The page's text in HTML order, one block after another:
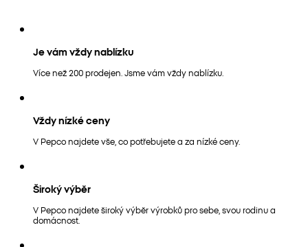
Je vám vždy nablízku
Více než 200 prodejen. Jsme vám vždy nablízku.
Vždy nízké ceny
V Pepco najdete vše, co potřebujete a za nízké ceny.
Široký výběr
V Pepco najdete široký výběr výrobků pro sebe, svou rodinu a
domácnost.